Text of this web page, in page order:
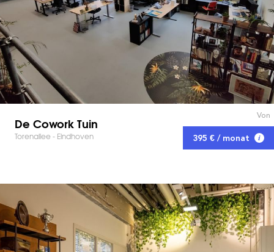
De Cowork Tuin
Torenallee - Eindhoven
Von
395 € / monat